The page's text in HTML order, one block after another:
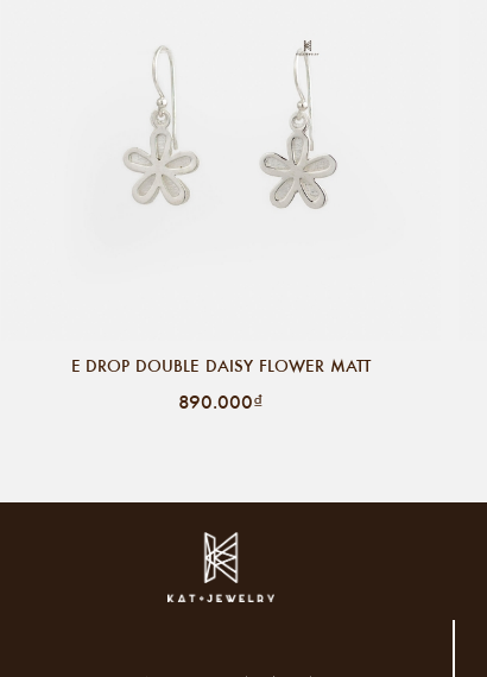
E DROP DOUBLE DAISY FLOWER MATT
890.000₫